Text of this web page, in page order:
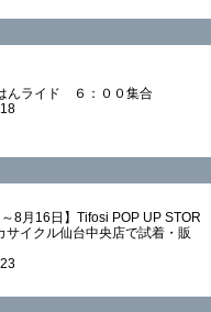
んライド ６：００集合
～8月16日】Tifosi POP UP STOR
サイクル仙台中央店で試着・販